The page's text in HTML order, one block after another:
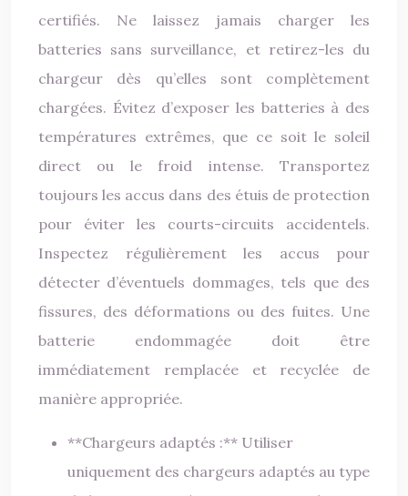
certifiés. Ne laissez jamais charger les
batteries sans surveillance, et retirez-les du
chargeur dès qu’elles sont complètement
chargées. Évitez d’exposer les batteries à des
températures extrêmes, que ce soit le soleil
direct ou le froid intense. Transportez
toujours les accus dans des étuis de protection
pour éviter les courts-circuits accidentels.
Inspectez régulièrement les accus pour
détecter d’éventuels dommages, tels que des
fissures, des déformations ou des fuites. Une
batterie endommagée doit être
immédiatement remplacée et recyclée de
manière appropriée.
**Chargeurs adaptés :** Utiliser
uniquement des chargeurs adaptés au type